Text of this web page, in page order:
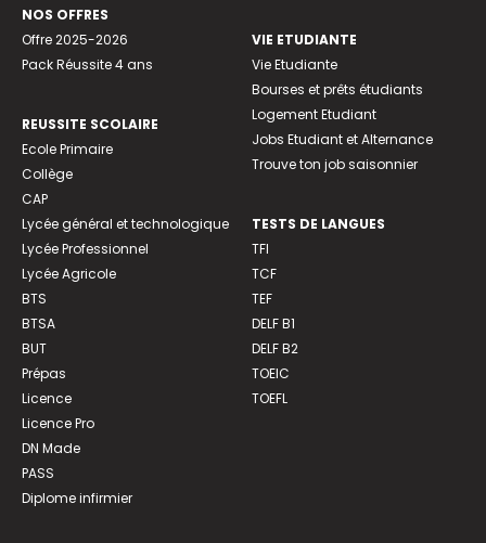
NOS OFFRES
Offre 2025-2026
Pack Réussite 4 ans
REUSSITE SCOLAIRE
Ecole Primaire
Collège
CAP
Lycée général et technologique
Lycée Professionnel
Lycée Agricole
BTS
BTSA
BUT
Prépas
Licence
Licence Pro
DN Made
PASS
Diplome infirmier
VIE ETUDIANTE
Vie Etudiante
Bourses et prêts étudiants
Logement Etudiant
Jobs Etudiant et Alternance
Trouve ton job saisonnier
TESTS DE LANGUES
TFI
TCF
TEF
DELF B1
DELF B2
TOEIC
TOEFL